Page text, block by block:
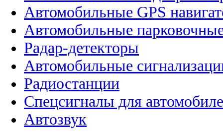
Автомобильные GPS
Автомобильные
Радар-детекторы
Автомобильные
Радиостанции
Спецсигналы для
Автозвук